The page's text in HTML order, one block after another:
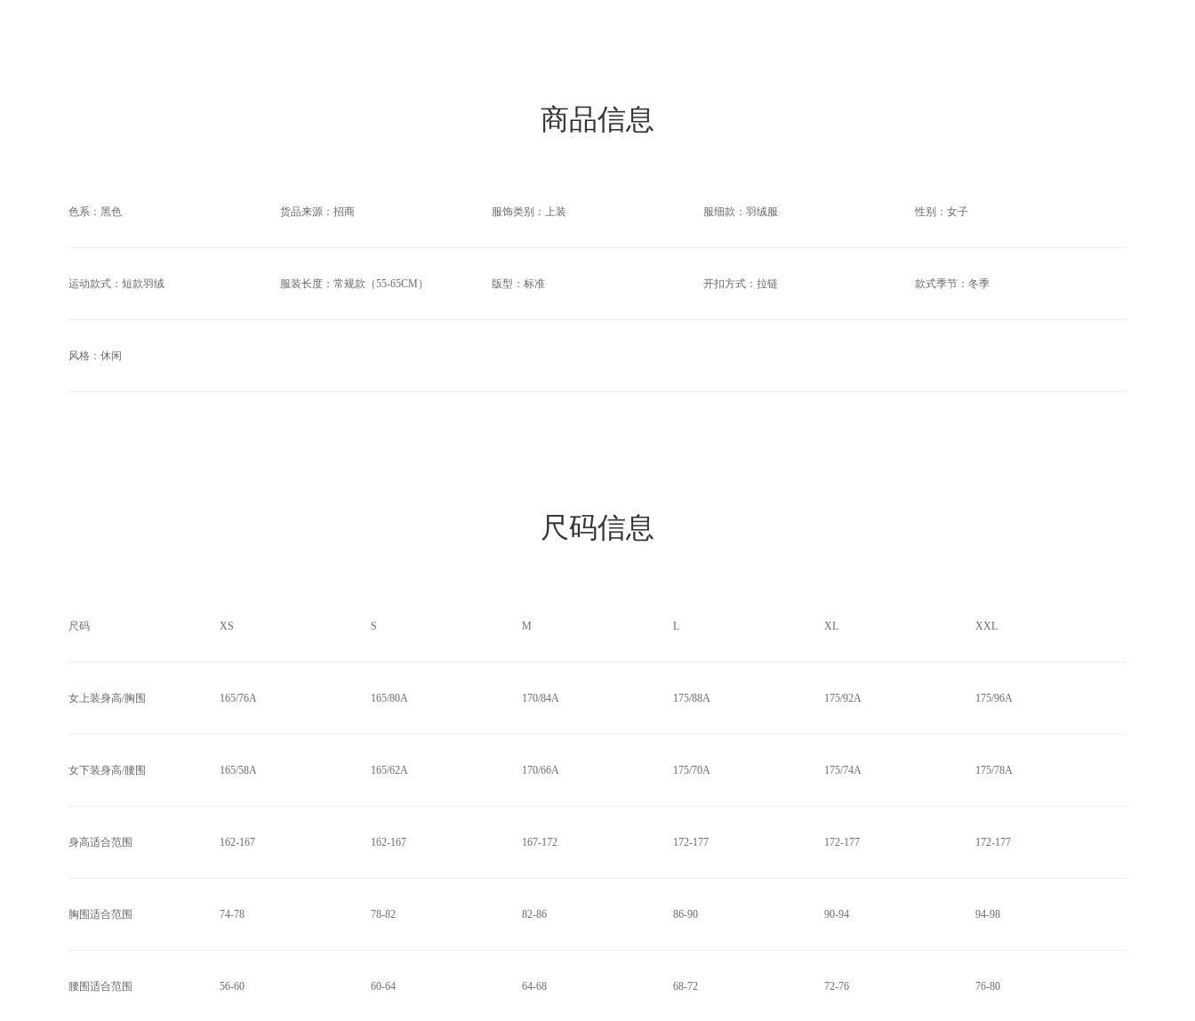
商品信息
色系：黑色 货品来源：招商 服饰类别：上装 服细款：羽绒服 性别：女子
运动款式：短款羽绒 服装长度：常规款（55-65CM） 版型：标准 开扣方式：拉链 款式季节：冬季
风格：休闲
尺码信息
尺码 XS S M L XL XXL
女上装身高/胸围 165/76A 165/80A 170/84A 175/88A 175/92A 175/96A
女下装身高/腰围 165/58A 165/62A 170/66A 175/70A 175/74A 175/78A
身高适合范围 162-167 162-167 167-172 172-177 172-177 172-177
胸围适合范围 74-78 78-82 82-86 86-90 90-94 94-98
腰围适合范围 56-60 60-64 64-68 68-72 72-76 76-80